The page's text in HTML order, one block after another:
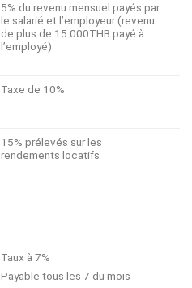
5% du revenu mensuel payés par
le salarié et l’employeur (revenu
de plus de 15.000THB payé à
l’employé)
Taxe de 10%
15% prélevés sur les
rendements locatifs
Taux à 7%
Payable tous les 7 du mois